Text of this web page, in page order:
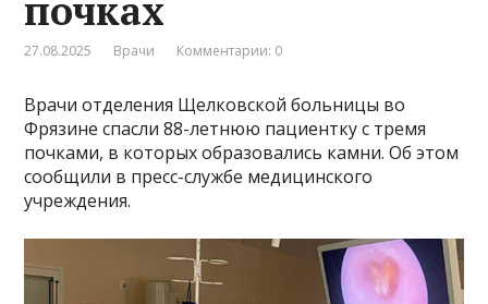
27.08.2025 Врачи Комментарии: 0
Врачи отделения Щелковской больницы во
Фрязине спасли 88-летнюю пациентку с тремя
почками, в которых образовались камни. Об этом
сообщили в пресс-службе медицинского
учреждения.